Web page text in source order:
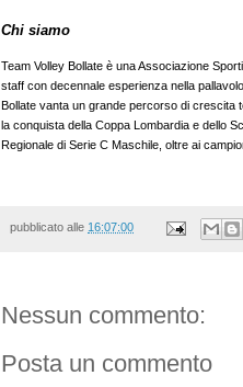
Chi siamo
Team Volley Bollate è una Associazione
staff con decennale esperienza nella
Bollate vanta un grande percorso di crescita
la conquista della Coppa Lombardia e dello
Regionale di Serie C Maschile, oltre ai
pubblicato alle 16:07:00
Nessun commento:
Posta un commento